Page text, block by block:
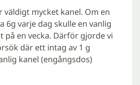
väldigt mycket kanel. Om en
6g varje dag skulle en vanlig
på en vecka. Därför gjorde vi
där ett intag av 1 g
kanel (engångsdos)